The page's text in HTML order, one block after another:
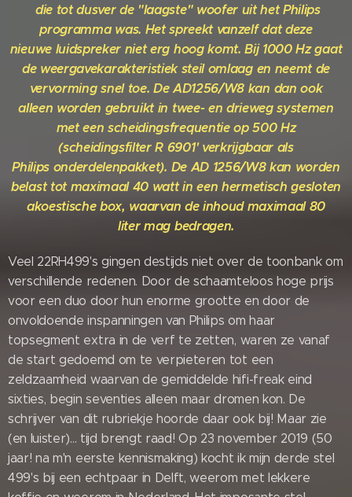
die tot dusver de "laagste" woofer uithet Philips
programma was. Het spreekt vanzelf dat deze
nieuwe luidspreker niet erg hoog komt.Bij 1000 Hz gaat
de weergavekarakteristiek steil omlaag en neemtde
vervorming snel toe. De AD1256/W8 kan dan ook
alleen worden gebruikt in twee- en drieweg systemen
met een scheidingsfrequentie op 500 Hz
(scheidingsfilter R 6901' verkrijgbaar als
Philips onderdelenpakket). De AD 1256/W8 kan worden
belasttot maximaal 40 watt in een hermetisch gesloten
akoestische box, waarvan de inhoud maximaal 80
litermag bedragen.
Veel 22RH499's gingen destijds niet over de toonbank om
verschillende redenen. Door de schaamteloos hoge prijs
voor een duo door hun enorme grootte en door de
onvoldoende inspanningen van Philips om haar
topsegment extra in de verf te zetten, waren ze vanaf
de start gedoemd om te verpieteren tot een
zeldzaamheid waarvan de gemiddelde hifi-freak eind
sixties, begin seventies alleen maar dromen kon. De
schrijver van dit rubriekje hoorde daar ook bij! Maar zie
(en luister)... tijd brengt raad! Op 23 november 2019 (50
jaar! na m'n eerste kennismaking) kocht ik mijn derde stel
499's bij een echtpaar in Delft, weerom met lekkere